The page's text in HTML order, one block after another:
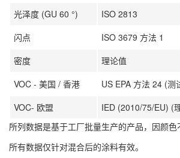
光泽度 (GU 60 °)
ISO 2813
闪点
ISO 3679 方法 1
密度
理论值
VOC - 美国 / 香港
US EPA 方法 24 (
VOC- 欧盟
IED (2010/75/EU) (
所列数据是基于工厂批量生产的产品，因颜色
所有数据仅针对混合后的涂料有效。